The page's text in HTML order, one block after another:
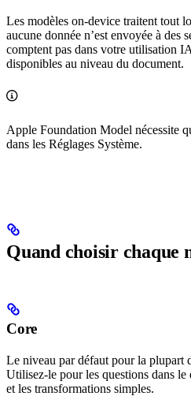
Les modèles on-device traitent tout
aucune donnée n’est envoyée à des
comptent pas dans votre utilisation
disponibles au niveau du document.
Apple Foundation Model nécessite
dans les Réglages Système.
Quand choisir chaque
Core
Le niveau par défaut pour la plupart
Utilisez-le pour les questions dans le
et les transformations simples.